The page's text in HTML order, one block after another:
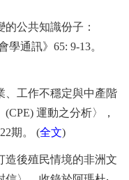
的公共知識份子：
學通訊》 65: 9-13。
、工作不穩定與中產階
(CPE) 運動之分析〉，
期。 (全文)
造後殖民情境的非洲文